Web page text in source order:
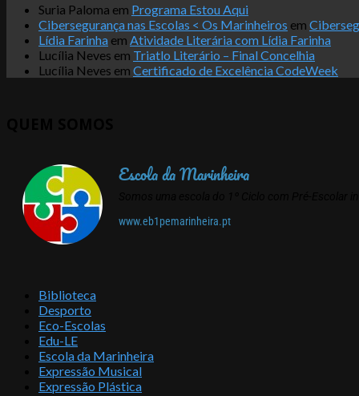
Suria Paloma em Programa Estou Aqui
Cibersegurança nas Escolas < Os Marinheiros em
Lídia Farinha em Atividade Literária com Lídia Farinha
Lucília Neves em Triatlo Literário – Final Concelhia
Lucília Neves em Certificado de Excelência CodeWeek
Escola da Marinheira
www.eb1pemarinheira.pt
Biblioteca
Desporto
Eco-Escolas
Edu-LE
Escola da Marinheira
Expressão Musical
Expressão Plástica